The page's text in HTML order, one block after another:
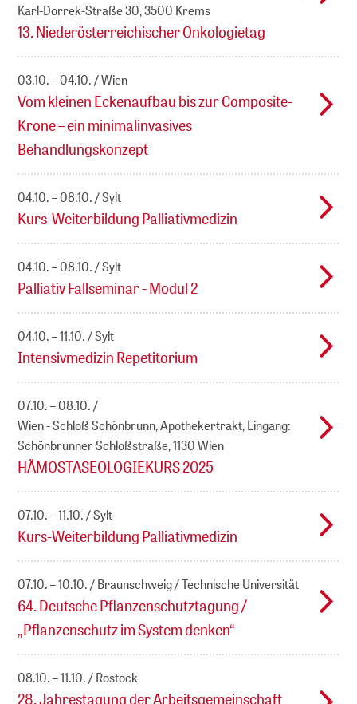
Karl-Dorrek-Straße 30, 3500 Krems
13. Niederösterreichischer Onkologietag
03.10. – 04.10. Wien
Vom kleinen Eckenaufbau bis zur Composite-
Krone – ein minimalinvasives
Behandlungskonzept
04.10. – 08.10. Sylt
Kurs-Weiterbildung Palliativmedizin
04.10. – 08.10. Sylt
Palliativ Fallseminar - Modul 2
04.10. – 11.10. Sylt
Intensivmedizin Repetitorium
07.10. – 08.10.
Wien - Schloß Schönbrunn, Apothekertrakt, Eingang:
Schönbrunner Schloßstraße, 1130 Wien
HÄMOSTASEOLOGIEKURS 2025
07.10. – 11.10. Sylt
Kurs-Weiterbildung Palliativmedizin
07.10. – 10.10. Braunschweig / Technische Universität
64. Deutsche Pflanzenschutztagung /
„Pflanzenschutz im System denken“
08.10. – 11.10. Rostock
28. Jahrestagung der Arbeitsgemeinschaft